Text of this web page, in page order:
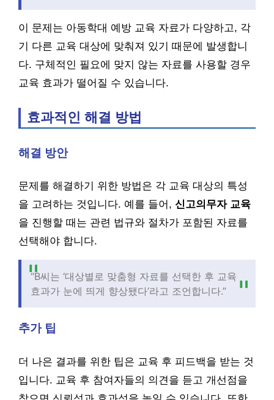
이 문제는 아동학대 예방 교육 자료가 다양하고, 각
기 다른 교육 대상에 맞춰져 있기 때문에 발생합니
다. 구체적인 필요에 맞지 않는 자료를 사용할 경우
교육 효과가 떨어질 수 있습니다.
효과적인 해결 방법
해결 방안
문제를 해결하기 위한 방법은 각 교육 대상의 특성
을 고려하는 것입니다. 예를 들어, 신고의무자 교육
을 진행할 때는 관련 법규와 절차가 포함된 자료를
선택해야 합니다.
“B씨는 ‘대상별로 맞춤형 자료를 선택한 후 교육
효과가 눈에 띄게 향상됐다’라고 조언합니다.”
추가 팁
더 나은 결과를 위한 팁은 교육 후 피드백을 받는 것
입니다. 교육 후 참여자들의 의견을 듣고 개선점을